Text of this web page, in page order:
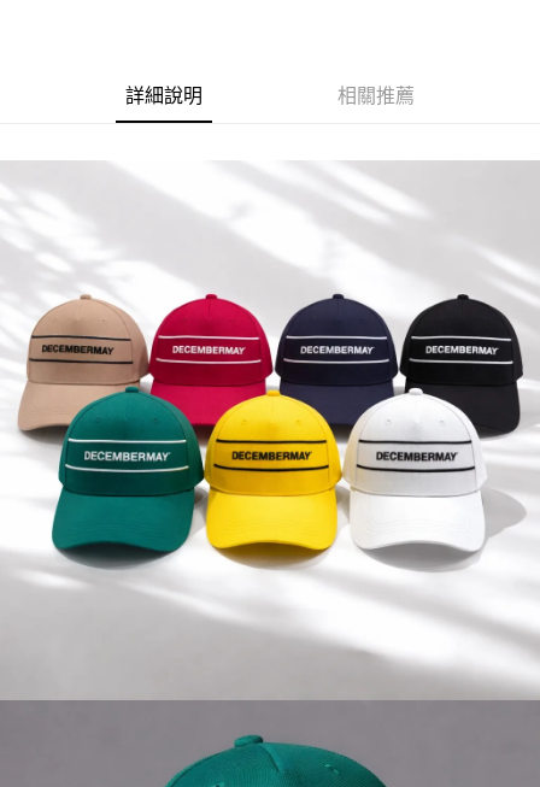
每筆NT$60
付款後7-11取貨
每筆NT$60
詳細說明 相關推薦